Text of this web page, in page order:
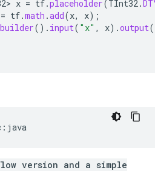
x = tf.placeholder(TInt32.
= tf.math .add(x, x);
builder(). input( "x" , x).output(
version and a simple